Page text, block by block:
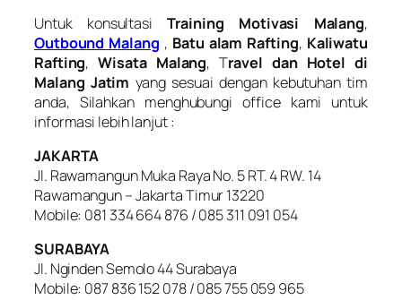
Untuk konsultasiTraining Motivasi Malang,
Outbound Malang , Batu alam Rafting, Kaliwatu
Rafting,Wisata Malang, Travel dan Hotel di
Malang Jatim yang sesuai dengan kebutuhan tim
anda, Silahkan menghubungi office kami untuk
informasi lebih lanjut :
JAKARTA
Jl. Rawamangun Muka Raya No. 5 RT. 4 RW. 14
Rawamangun – Jakarta Timur 13220
Mobile: 081 334 664 876 / 085 311 091 054
SURABAYA
Jl. Nginden Semolo 44 Surabaya
Mobile: 087 836 152 078 / 085 755 059 965